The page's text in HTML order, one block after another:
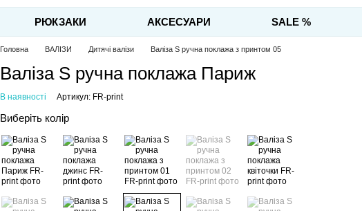
РЮКЗАКИ АКСЕСУАРИ SALE %
Головна ВАЛІЗИ Дитячі валізи Валіза S ручна поклажа з принтом 05
Валіза S ручна поклажа Париж
В наявності Артикул: FR-print
Виберіть колір